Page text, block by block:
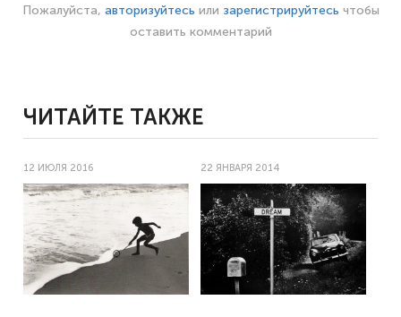
Пожалуйста, авторизуйтесь или зарегистрируйтесь чтобы
оставить комментарий
ЧИТАЙТЕ ТАКЖЕ
12 ИЮЛЯ 2016 22 ЯНВАРЯ 2014